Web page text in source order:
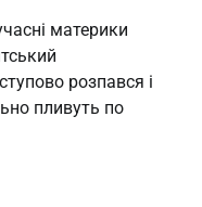
материки
розпався і
пливуть по